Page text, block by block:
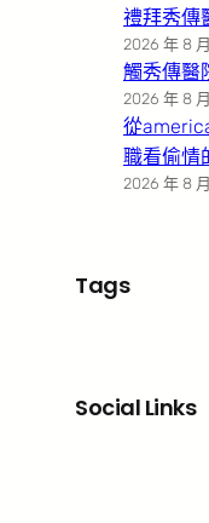
禮拜秀傳
2026 年 8
觸秀傳醫
2026 年 8
從
職看偷情
2026 年 8
Tags
Social Links